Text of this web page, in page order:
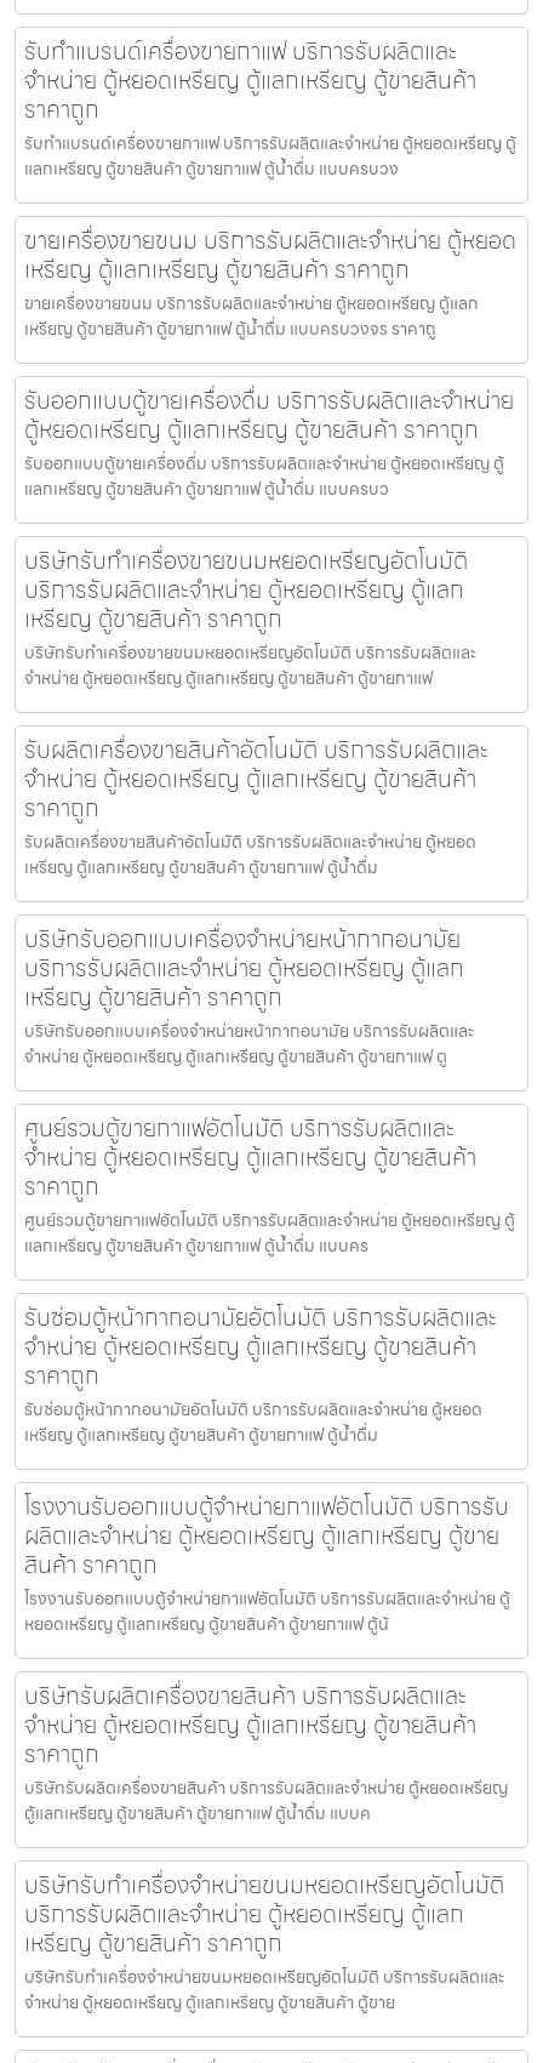
รับทำแบรนด์เครื่องขายกาแฟ บริการรับผลิตและ
จำหน่าย ตู้หยอดเหรียญ ตู้แลกเหรียญ ตู้ขายสินค้า
ราคาถูก
รับทำแบรนด์เครื่องขายกาแฟ บริการรับผลิตและจำหน่าย ตู้หยอดเหรียญ ตู้
แลกเหรียญ ตู้ขายสินค้า ตู้ขายกาแฟ ตู้น้ำดื่ม แบบครบวง
ขายเครื่องขายขนม บริการรับผลิตและจำหน่าย ตู้หยอด
เหรียญ ตู้แลกเหรียญ ตู้ขายสินค้า ราคาถูก
ขายเครื่องขายขนม บริการรับผลิตและจำหน่าย ตู้หยอดเหรียญ ตู้แลก
เหรียญ ตู้ขายสินค้า ตู้ขายกาแฟ ตู้น้ำดื่ม แบบครบวงจร ราคาถู
รับออกแบบตู้ขายเครื่องดื่ม บริการรับผลิตและจำหน่าย
ตู้หยอดเหรียญ ตู้แลกเหรียญ ตู้ขายสินค้า ราคาถูก
รับออกแบบตู้ขายเครื่องดื่ม บริการรับผลิตและจำหน่าย ตู้หยอดเหรียญ ตู้
แลกเหรียญ ตู้ขายสินค้า ตู้ขายกาแฟ ตู้น้ำดื่ม แบบครบว
บริษัทรับทำเครื่องขายขนมหยอดเหรียญ​​อัตโนมัติ
บริการรับผลิตและจำหน่าย ตู้หยอดเหรียญ ตู้แลก
เหรียญ ตู้ขายสินค้า ราคาถูก
บริษัทรับทำเครื่องขายขนมหยอดเหรียญ​​อัตโนมัติ บริการรับผลิตและ
จำหน่าย ตู้หยอดเหรียญ ตู้แลกเหรียญ ตู้ขายสินค้า ตู้ขายกาแฟ
รับผลิตเครื่องขายสินค้า​อัตโนมัติ บริการรับผลิตและ
จำหน่าย ตู้หยอดเหรียญ ตู้แลกเหรียญ ตู้ขายสินค้า
ราคาถูก
รับผลิตเครื่องขายสินค้า​อัตโนมัติ บริการรับผลิตและจำหน่าย ตู้หยอด
เหรียญ ตู้แลกเหรียญ ตู้ขายสินค้า ตู้ขายกาแฟ ตู้น้ำดื่ม
บริษัทรับออกแบบเครื่องจำหน่ายหน้ากากอนามัย
บริการรับผลิตและจำหน่าย ตู้หยอดเหรียญ ตู้แลก
เหรียญ ตู้ขายสินค้า ราคาถูก
บริษัทรับออกแบบเครื่องจำหน่ายหน้ากากอนามัย บริการรับผลิตและ
จำหน่าย ตู้หยอดเหรียญ ตู้แลกเหรียญ ตู้ขายสินค้า ตู้ขายกาแฟ ตู
ศูนย์รวมตู้ขายกาแฟ​อัตโนมัติ บริการรับผลิตและ
จำหน่าย ตู้หยอดเหรียญ ตู้แลกเหรียญ ตู้ขายสินค้า
ราคาถูก
ศูนย์รวมตู้ขายกาแฟ​อัตโนมัติ บริการรับผลิตและจำหน่าย ตู้หยอดเหรียญ ตู้
แลกเหรียญ ตู้ขายสินค้า ตู้ขายกาแฟ ตู้น้ำดื่ม แบบคร
รับซ่อมตู้หน้ากากอนามัย​อัตโนมัติ บริการรับผลิตและ
จำหน่าย ตู้หยอดเหรียญ ตู้แลกเหรียญ ตู้ขายสินค้า
ราคาถูก
รับซ่อมตู้หน้ากากอนามัย​อัตโนมัติ บริการรับผลิตและจำหน่าย ตู้หยอด
เหรียญ ตู้แลกเหรียญ ตู้ขายสินค้า ตู้ขายกาแฟ ตู้น้ำดื่ม
โรงงานรับออกแบบตู้จำหน่ายกาแฟ​อัตโนมัติ บริการรับ
ผลิตและจำหน่าย ตู้หยอดเหรียญ ตู้แลกเหรียญ ตู้ขาย
สินค้า ราคาถูก
โรงงานรับออกแบบตู้จำหน่ายกาแฟ​อัตโนมัติ บริการรับผลิตและจำหน่าย ตู้
หยอดเหรียญ ตู้แลกเหรียญ ตู้ขายสินค้า ตู้ขายกาแฟ ตู้น้
บริษัทรับผลิตเครื่องขายสินค้า บริการรับผลิตและ
จำหน่าย ตู้หยอดเหรียญ ตู้แลกเหรียญ ตู้ขายสินค้า
ราคาถูก
บริษัทรับผลิตเครื่องขายสินค้า บริการรับผลิตและจำหน่าย ตู้หยอดเหรียญ
ตู้แลกเหรียญ ตู้ขายสินค้า ตู้ขายกาแฟ ตู้น้ำดื่ม แบบค
บริษัทรับทำเครื่องจำหน่ายขนมหยอดเหรียญ​​อัตโนมัติ
บริการรับผลิตและจำหน่าย ตู้หยอดเหรียญ ตู้แลก
เหรียญ ตู้ขายสินค้า ราคาถูก
บริษัทรับทำเครื่องจำหน่ายขนมหยอดเหรียญ​​อัตโนมัติ บริการรับผลิตและ
จำหน่าย ตู้หยอดเหรียญ ตู้แลกเหรียญ ตู้ขายสินค้า ตู้ขาย